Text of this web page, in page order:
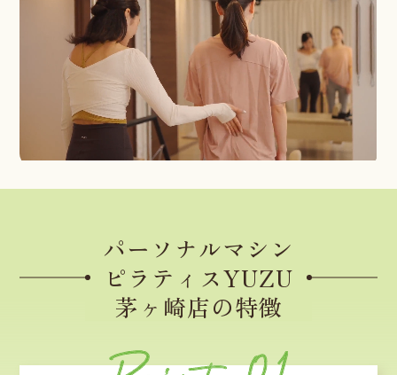
パーソナルマシン
ピラティスYUZU
茅ヶ崎店の特徴